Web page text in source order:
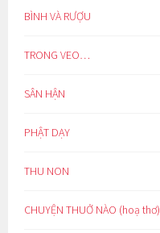
BÌNH VÀ RƯỢU
TRONG VEO…
SÂN HẬN
PHẬT DẠY
THU NON
CHUYỆN THUỞ NÀO (hoạ thơ)